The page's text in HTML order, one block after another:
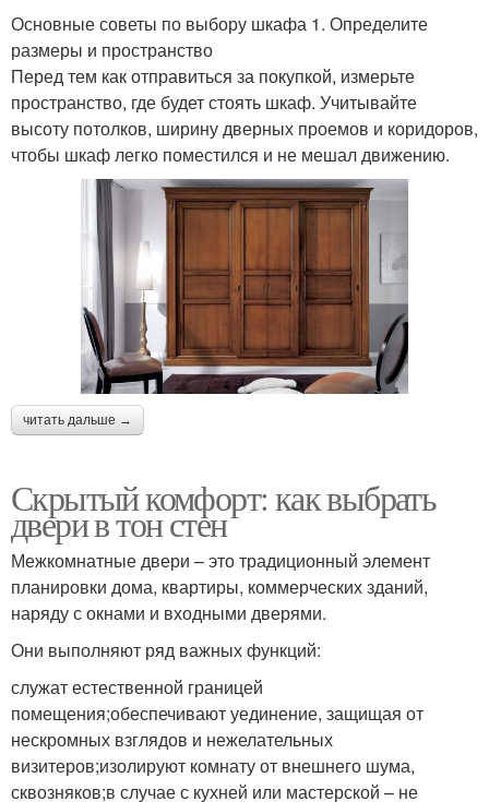
Основные советы по выбору шкафа 1. Определите
размеры и пространство
Перед тем как отправиться за покупкой, измерьте
пространство, где будет стоять шкаф. Учитывайте
высоту потолков, ширину дверных проемов и коридоров,
чтобы шкаф легко поместился и не мешал движению.
читать дальше →
Скрытый комфорт: как выбрать
двери в тон стен
Межкомнатные двери – это традиционный элемент
планировки дома, квартиры, коммерческих зданий,
наряду с окнами и входными дверями.
Они выполняют ряд важных функций:
служат естественной границей
помещения;обеспечивают уединение, защищая от
нескромных взглядов и нежелательных
визитеров;изолируют комнату от внешнего шума,
сквозняков;в случае с кухней или мастерской – не